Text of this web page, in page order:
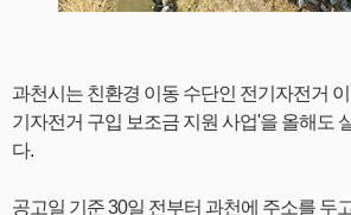
과천시는 친환경 이동 수단인 전기자전거
기자전거 구입 보조금 지원 사업'을 올해도
다.
공고일 기준 30일 전부터 과천에 주소를 두